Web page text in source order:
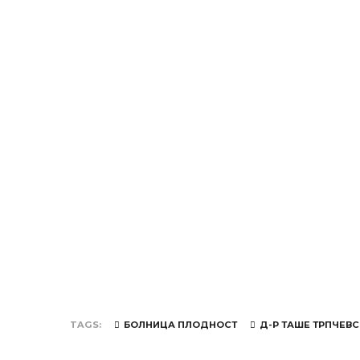
TAGS БОЛНИЦА ПЛОДНОСТ Д-Р ТАШЕ